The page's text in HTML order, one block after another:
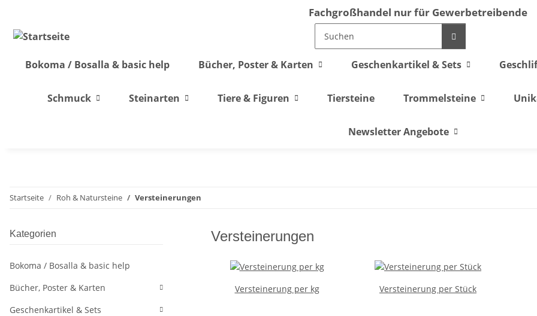
Fachgroßhandel nur für Gewerbetreibende
Bokoma / Bosalla & basic help Bücher, Poster & Karten Geschenkartikel & Sets
Schmuck Steinarten Tiere & Figuren Tiersteine Trommelsteine
Newsletter Angebote
Startseite Roh & Natursteine Versteinerungen
Versteinerungen
Versteinerung per kg Versteinerung per Stück
Kategorien
Bokoma / Bosalla & basic help
Bücher, Poster & Karten
Geschenkartikel & Sets